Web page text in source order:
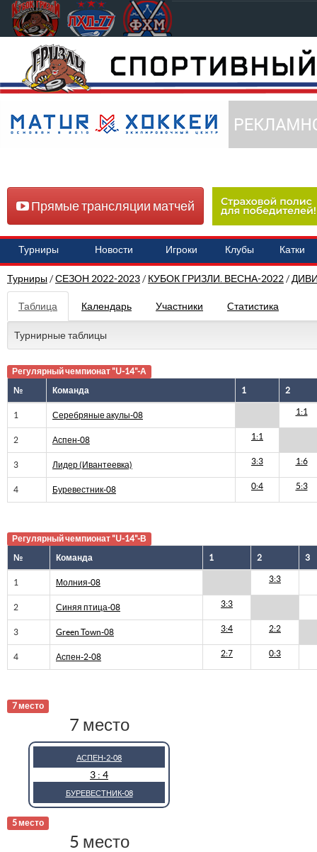
Прямые трансляции матчей
Турниры Новости Игроки Клубы Катки
Турниры /СЕЗОН 2022-2023 /КУБОК ГРИЗЛИ. ВЕСНА-2022 /
Таблица Календарь Участники Cтатистика
Турнирные таблицы
Регулярный чемпионат "U-14"-А
№ Команда 1 2
1 Серебряные акулы-08 1:1
2 Аспен-08 1:1
3 Лидер (Ивантеевка) 3:3 1:6
4 Буревестник-08 0:4 5:3
Регулярный чемпионат "U-14"-В
№ Команда 1 2 3
1 Молния-08 3:3
2 Синяя птица-08 3:3
3 Green Town-08 3:4 2:2
4 Аспен-2-08 2:7 0:3
7 место
7 место
АСПЕН-2-08
3 : 4
БУРЕВЕСТНИК-08
5 место
5 место